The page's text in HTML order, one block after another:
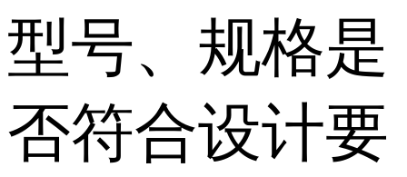
型号、规格是
否符合设计要